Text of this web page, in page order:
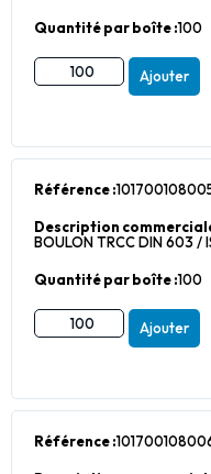
Quantité par boîte :100
Ajouter
Référence :
Description
BOULON TRCC DIN 603 /
Quantité par boîte :100
Ajouter
Référence :